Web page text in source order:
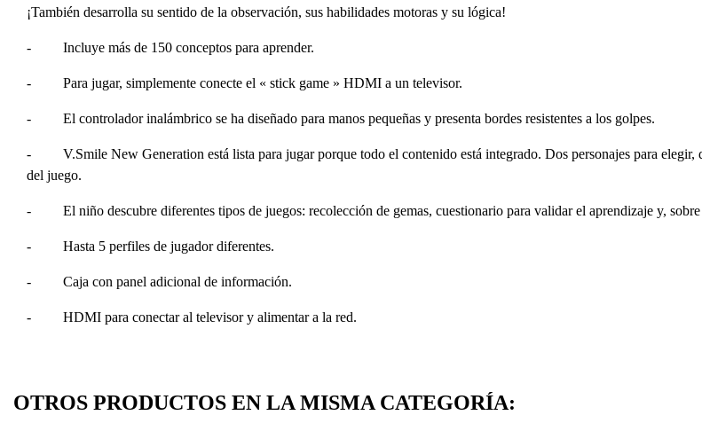
¡También desarrolla su sentido de la observación, sus habilidades motoras y su lógica!
- Incluye más de 150 conceptos para aprender.
- Para jugar, simplemente conecte el « stick game » HDMI a un televisor.
- El controlador inalámbrico se ha diseñado para manos pequeñas y presenta bordes resistentes a los golpes.
-
V.Smile New Generation está lista para jugar porque todo el contenido está integrado. Dos personajes para
del juego.
- El niño descubre diferentes tipos de juegos: recolección de gemas, cuestionario para validar el aprendizaje y,
- Hasta 5 perfiles de jugador diferentes.
- Caja con panel adicional de información.
- HDMI para conectar al televisor y alimentar a la red.
OTROS PRODUCTOS EN LA MISMA CATEGORÍA: